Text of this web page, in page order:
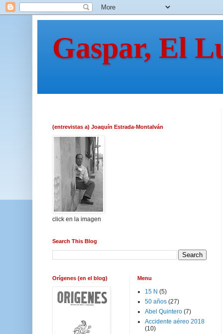
Gaspar, El
(entrevistas a) Joaquín Estrada-Montalván
click en la imagen
Search This Blog
Orígenes (en el blog) Menu
15 N (5)
50 años (27)
Abel Quintero (7)
Accidente aéreo 2018
(10)